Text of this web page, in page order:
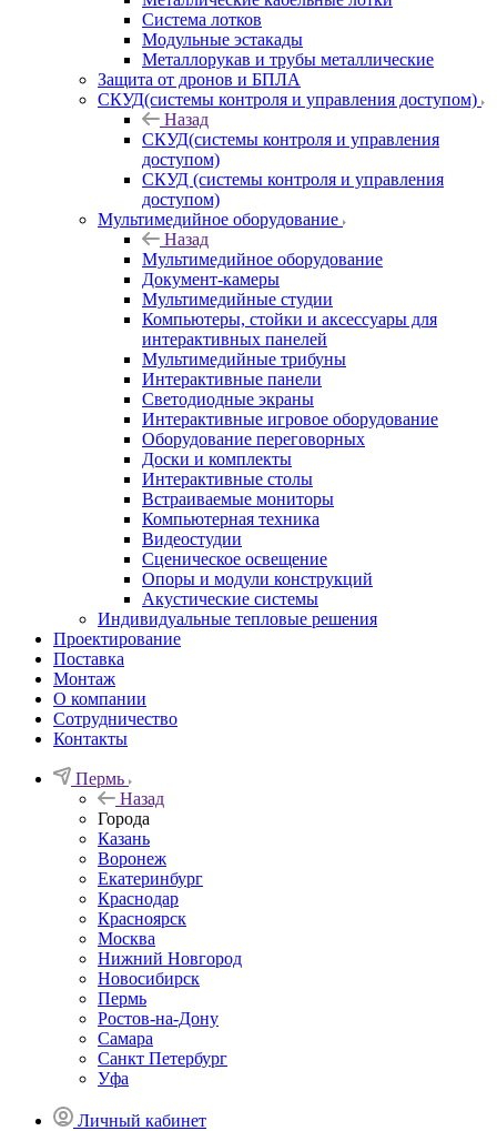
Система лотков
Модульные эстакады
Металлорукав и трубы металлические
Защита от дронов и БПЛА
СКУД(системы контроля и управления доступом)
Назад
СКУД(системы контроля и управления
доступом)
СКУД (системы контроля и управления
доступом)
Мультимедийное оборудование
Назад
Мультимедийное оборудование
Документ-камеры
Мультимедийные студии
Компьютеры, стойки и аксессуары для
интерактивных панелей
Мультимедийные трибуны
Интерактивные панели
Светодиодные экраны
Интерактивные игровое оборудование
Оборудование переговорных
Доски и комплекты
Интерактивные столы
Встраиваемые мониторы
Компьютерная техника
Видеостудии
Cценическое освещение
Опоры и модули конструкций
Акустические системы
Индивидуальные тепловые решения
Проектирование
Поставка
Монтаж
О компании
Сотрудничество
Контакты
Пермь
Назад
Города
Казань
Воронеж
Екатеринбург
Краснодар
Красноярск
Москва
Нижний Новгород
Новосибирск
Пермь
Ростов-на-Дону
Самара
Санкт Петербург
Уфа
Личный кабинет